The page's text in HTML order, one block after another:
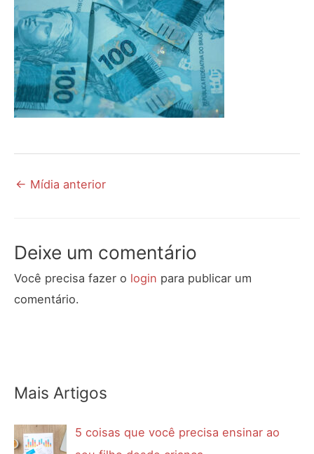
← Mídia anterior
Deixe um comentário
Você precisa fazer o login para publicar um
comentário.
Mais Artigos
5 coisas que você precisa ensinar ao